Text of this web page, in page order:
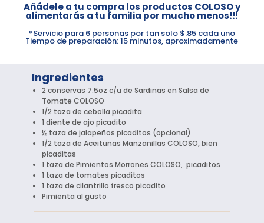
Añádele a tu compra los productos COLOSO y
alimentarás a tu familia por mucho menos!!!
*Servicio para 6 personas por tan solo $.85 cada uno
Tiempo de preparación: 15 minutos, aproximadamente
Ingredientes
2 conservas 7.5oz c/u de Sardinas en Salsa de
Tomate COLOSO
1/2 taza de cebolla picadita
1 diente de ajo picadito
½ taza de jalapeños picaditos (opcional)
1/2 taza de Aceitunas Manzanillas COLOSO, bien
picaditas
1 taza de Pimientos Morrones COLOSO, picaditos
1 taza de tomates picaditos
1 taza de cilantrillo fresco picadito
Pimienta al gusto